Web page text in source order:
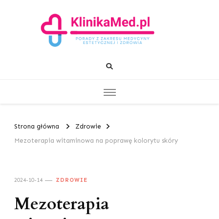
KlinikaMed.pl
Strona główna
Zdrowie
Mezoterapia witaminowa na poprawę kolorytu skóry
2024-10-14 ZDROWIE
Mezoterapia